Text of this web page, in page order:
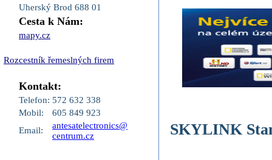
Uherský Brod 688 01
Cesta k Nám:
mapy.cz
Rozcestník řemeslných firem
Kontakt:
Telefon: 572 632 338
Mobil:
605 849 923
Email:
antesatelectronics@
centrum.cz
SKYLINK